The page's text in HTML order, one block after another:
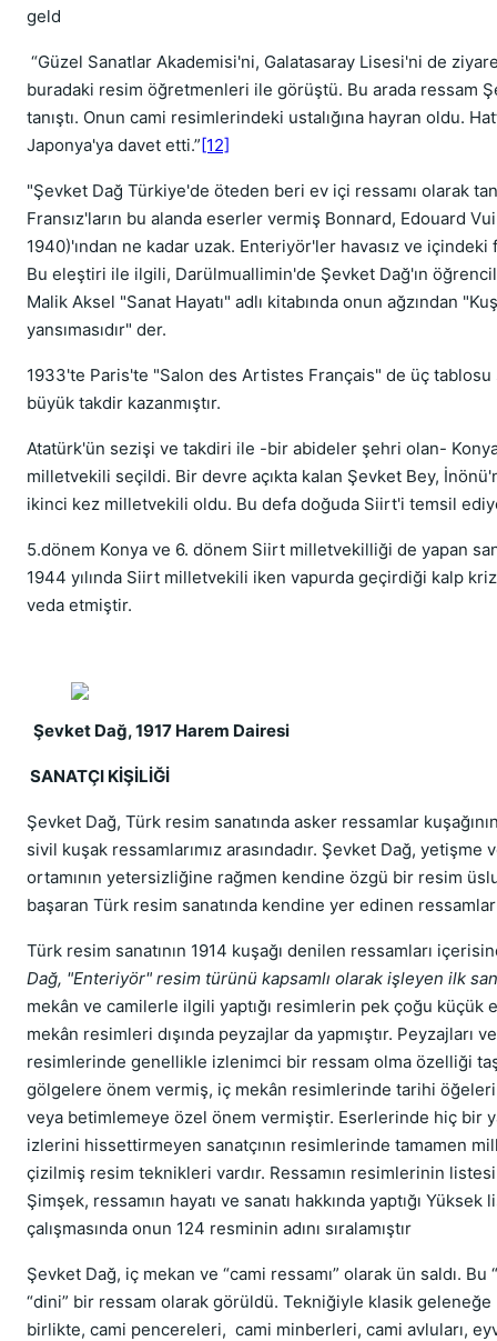
geld
“Güzel Sanatlar Akademisi'ni, Galatasaray Lisesi'ni de
buradaki resim öğretmenleri ile görüştü. Bu arada ressam
tanıştı. Onun cami resimlerindeki ustalığına hayran oldu.
Japonya'ya davet etti.”[12]
"Şevket Dağ Türkiye'de öteden beri ev içi ressamı olarak
Fransız'ların bu alanda eserler vermiş Bonnard, Edouard
1940)'ından ne kadar uzak. Enteriyör'ler havasız ve
Bu eleştiri ile ilgili, Darülmuallimin'de Şevket Dağ'ın
Malik Aksel "Sanat Hayatı" adlı kitabında onun ağzından
yansımasıdır" der.
1933'te Paris'te "Salon des Artistes Français" de üç
büyük takdir kazanmıştır.
Atatürk'ün sezişi ve takdiri ile -bir abideler şehri olan-
milletvekili seçildi. Bir devre açıkta kalan Şevket Bey,
ikinci kez milletvekili oldu. Bu defa doğuda Siirt'i temsil
5.dönem Konya ve 6. dönem Siirt milletvekilliği de yapan
1944 yılında Siirt milletvekili iken vapurda geçirdiği kalp
veda etmiştir.
Şevket Dağ, 1917 Harem
SANATÇI KİŞİLİĞİ
Şevket Dağ, Türk resim sanatında asker ressamlar
sivil kuşak ressamlarımız arasındadır. Şevket Dağ, yetişme
ortamının yetersizliğine rağmen kendine özgü bir resim
başaran Türk resim sanatında kendine yer edinen
Türk resim sanatının 1914 kuşağı denilen ressamları
Dağ, "Enteriyör" resim türünü kapsamlı olarak işleyen ilk
mekân ve camilerle ilgili yaptığı resimlerin pek çoğu küçük
mekân resimleri dışında peyzajlar da yapmıştır. Peyzajları
resimlerinde genellikle izlenimci bir ressam olma özelliği
gölgelere önem vermiş, iç mekân resimlerinde tarihi
veya betimlemeye özel önem vermiştir. Eserlerinde hiç bir
izlerini hissettirmeyen sanatçının resimlerinde tamamen
çizilmiş resim teknikleri vardır. Ressamın resimlerinin
Şimşek, ressamın hayatı ve sanatı hakkında yaptığı Yüksek
çalışmasında onun 124 resminin adını sıralamıştır
Şevket Dağ, iç mekan ve “cami ressamı” olarak ün saldı. Bu
“dini” bir ressam olarak görüldü. Tekniğiyle klasik geleneğe
birlikte, cami pencereleri, cami minberleri, cami avluları,